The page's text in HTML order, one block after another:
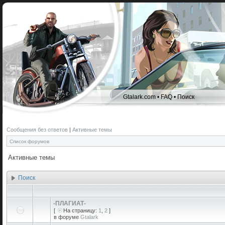
Gtalark.com •FAQ•Поиск
Сообщения без ответов | Активные темы
Список форумов
Активные темы
Поиск
-ПЛАГИАТ-
[ На страницу: 1 2 ]
в форуме Gtalark